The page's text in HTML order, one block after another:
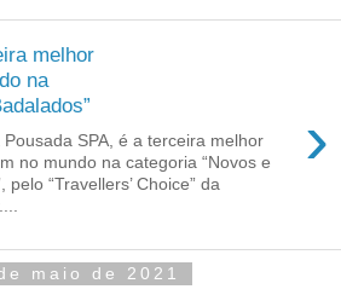
melhor
na
›
Pousada SPA, é a terceira melhor
no mundo na categoria “Novos e
pelo “Travellers’ Choice” da
maio de 2021